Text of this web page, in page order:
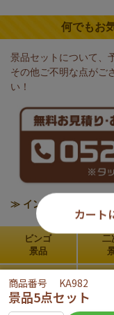
カート
商品番号 KA982
景品5点セット
何でもお
景品セットについて、
その他ご不明な点がご
い！
≫ インボイス制度の対
ビンゴ
景品
二
新年会
景品